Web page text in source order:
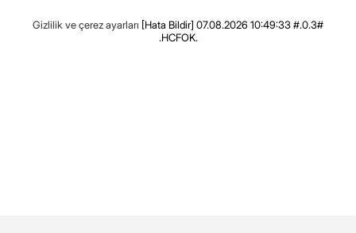
Gizlilik ve çerez ayarları [Hata Bildir] 07.08.2026 10:49:33 #.0.3#
.HCFOK.